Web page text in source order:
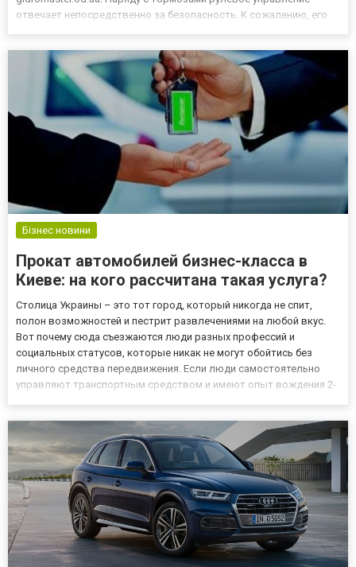
отвечает непосредственно за безопасность. К сожалению, его
особенно на п...
Бізнес новини
Прокат автомобилей бизнес-класса в
Киеве: на кого рассчитана такая услуга?
Столица Украины – это тот город, который никогда не спит,
полон возможностей и пестрит развлечениями на любой вкус.
Вот почему сюда съезжаются люди разных профессий и
социальных статусов, которые никак не могут обойтись без
личного средства передвижения. Если люди самостоятельно
управляют транспортным средством и имеют опыт вождения 2-
передвигаться п...